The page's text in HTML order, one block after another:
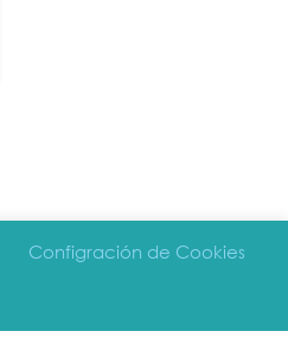
Configración de Cookies